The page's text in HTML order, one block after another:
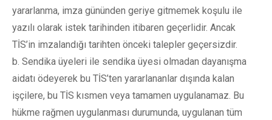
yararlanma, imza gününden geriye gitmemek koşulu ile
yazılı olarak istek tarihinden itibaren geçerlidir. Ancak
TİS’in imzalandığı tarihten önceki talepler geçersizdir.
b. Sendika üyeleri ile sendika üyesi olmadan dayanışma
aidatı ödeyerek bu TİS’ten yararlananlar dışında kalan
işçilere, bu TİS kısmen veya tamamen uygulanamaz. Bu
hükme rağmen uygulanması durumunda, uygulanan tüm